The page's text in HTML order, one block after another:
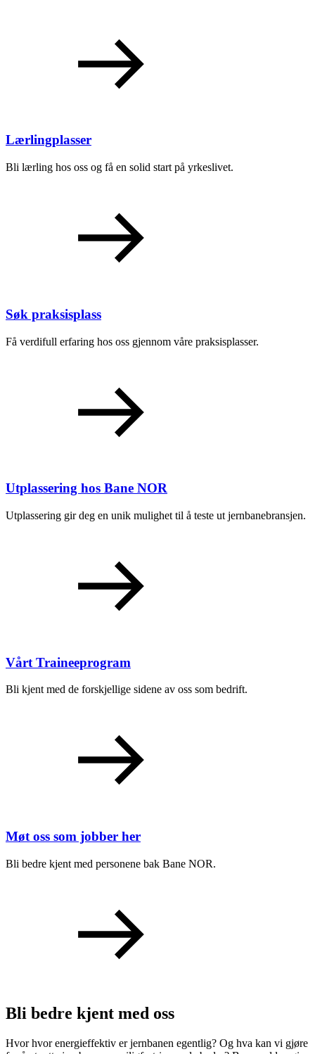
Lærlingplasser
Bli lærling hos oss og få en solid start på yrkeslivet.
Søk praksisplass
Få verdifull erfaring hos oss gjennom våre praksisplasser.
Utplassering hos Bane NOR
Utplassering gir deg en unik mulighet til å teste ut jernbanebransjen.
Vårt Traineeprogram
Bli kjent med de forskjellige sidene av oss som bedrift.
Møt oss som jobber her
Bli bedre kjent med personene bak Bane NOR.
Bli bedre kjent med oss
Hvor hvor energieffektiv er jernbanen egentlig? Og hva kan vi gjøre